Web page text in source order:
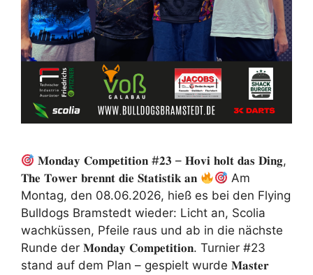
𝐌𝐨𝐧𝐝𝐚𝐲 𝐂𝐨𝐦𝐩𝐞𝐭𝐢𝐭𝐢𝐨𝐧 #𝟐𝟑 – 𝐇𝐨𝐯𝐢 𝐡𝐨𝐥𝐭 𝐝𝐚𝐬 𝐃𝐢𝐧𝐠,
𝐓𝐡𝐞 𝐓𝐨𝐰𝐞𝐫 𝐛𝐫𝐞𝐧𝐧𝐭 𝐝𝐢𝐞 𝐒𝐭𝐚𝐭𝐢𝐬𝐭𝐢𝐤 𝐚𝐧
Am
Montag, den 08.06.2026, hieß es bei den Flying
Bulldogs Bramstedt wieder: Licht an, Scolia
wachküssen, Pfeile raus und ab in die nächste
Runde der 𝐌𝐨𝐧𝐝𝐚𝐲 𝐂𝐨𝐦𝐩𝐞𝐭𝐢𝐭𝐢𝐨𝐧. Turnier #23
stand auf dem Plan – gespielt wurde 𝐌𝐚𝐬𝐭𝐞𝐫